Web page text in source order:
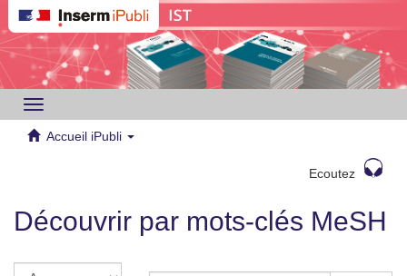
Toggle
navigation
Accueil iPubli
Ecoutez
Découvrir par mots-clés MeSH